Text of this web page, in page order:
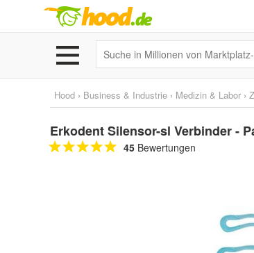
Hood › Business & Industrie › Medizin & Labor ›
Erkodent Silensor-sl Verbinder -
45 Bewertungen